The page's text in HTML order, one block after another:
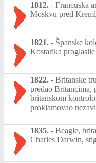
1812. - Francuska
Moskvu pred
1821. - Španske
Kostarika proglasile
1822. - Britanske
predao Britancima,
britanskom
proklamovao
1835. - Beagle,
Charles Darwin,